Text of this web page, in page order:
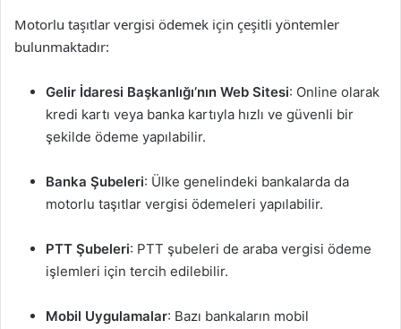
Motorlu taşıtlar vergisi ödemek için çeşitli yöntemler
bulunmaktadır:
Gelir İdaresi Başkanlığı’nın Web Sitesi: Online olarak
kredi kartı veya banka kartıyla hızlı ve güvenli bir
şekilde ödeme yapılabilir.
Banka Şubeleri: Ülke genelindeki bankalarda da
motorlu taşıtlar vergisi ödemeleri yapılabilir.
PTT Şubeleri: PTT şubeleri de araba vergisi ödeme
işlemleri için tercih edilebilir.
Mobil Uygulamalar: Bazı bankaların mobil